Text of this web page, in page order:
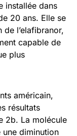
installée dans
20 ans. Elle se
de l’elafibranor,
capable de
plus
américain,
résultats
2b. La molécule
une diminution